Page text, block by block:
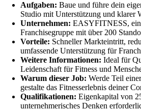
Aufgaben: Baue und führe dein
Studio mit Unterstützung und klarer
Unternehmen: EASYFITNESS,
Franchisegruppe mit über 200
Vorteile: Schneller Markteintritt,
umfassende Unterstützung für
Weitere Informationen: Ideal für
Leidenschaft für Fitness und
Warum dieser Job: Werde Teil
gestalte das Fitnesserlebnis deiner
Qualifikationen: Eigenkapital von
unternehmerisches Denken